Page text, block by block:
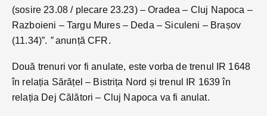
(sosire 23.08 / plecare 23.23) – Oradea – Cluj Napoca –
Razboieni – Targu Mures – Deda – Siculeni – Brașov
(11.34)”. ”anunță CFR.
Două trenuri vor fi anulate, este vorba de trenul IR 1648
în relația Sărățel – Bistrița Nord și trenul IR 1639 în
relația Dej Călători – Cluj Napoca va fi anulat.